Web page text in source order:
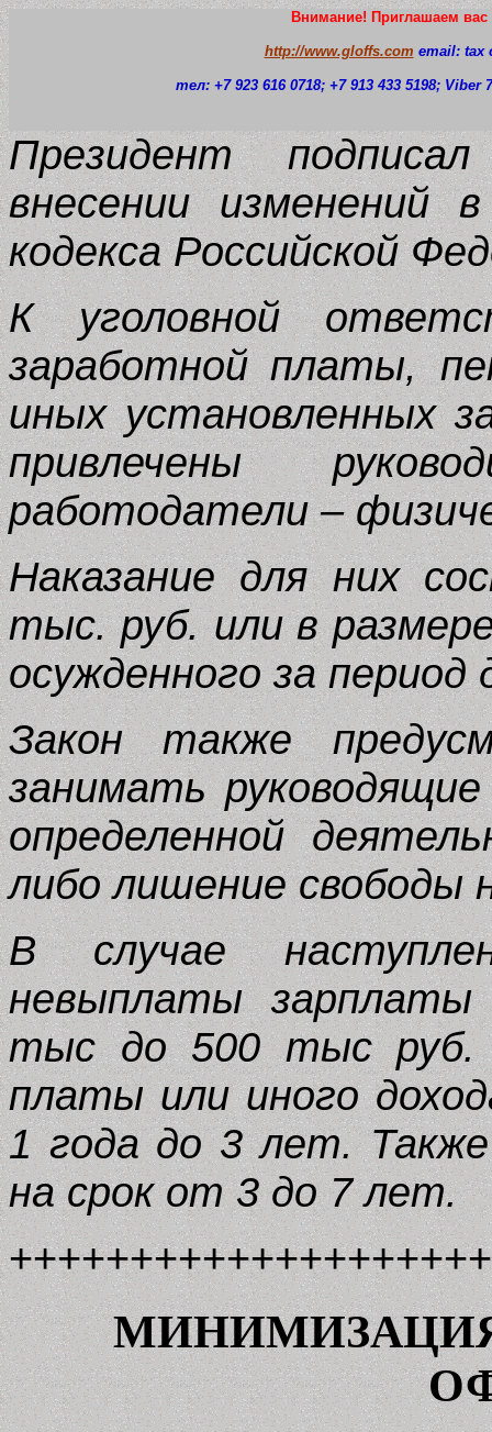
Внимание! Приглашаем
http://www.gloffs.com email: tax
тел: +7 923 616 0718; +7 913 433 5198; Viber
Президент
внесении изменений
кодекса Российской
К уголовной
заработной платы,
иных установленных
привлечены
работодатели –
Наказание для них
тыс. руб. или в
осужденного за период
Закон также
занимать
определенной
либо лишение свободы
В случае
невыплаты
тыс до 500 тыс руб.
платы или иного
1 года до 3 лет.
на срок от 3 до 7 лет.